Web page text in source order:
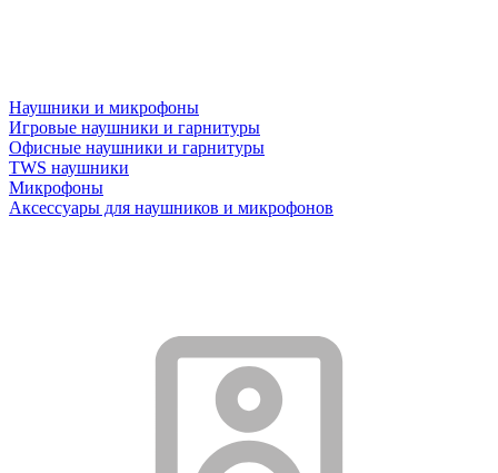
Наушники и микрофоны
Игровые наушники и гарнитуры
Офисные наушники и гарнитуры
TWS наушники
Микрофоны
Аксессуары для наушников и микрофонов